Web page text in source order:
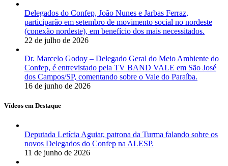
Delegados do Confep, João Nunes e Jarbas Ferraz,
participarão em setembro de movimento social no nordeste
(conexão nordeste), em benefício dos mais necessitados.
22 de julho de 2026
Dr. Marcelo Godoy – Delegado Geral do Meio Ambiente do
Confep, é entrevistado pela TV BAND VALE em São José
dos Campos/SP, comentando sobre o Vale do Paraíba.
16 de junho de 2026
Vídeos em Destaque
Deputada Letícia Aguiar, patrona da Turma falando sobre os
novos Delegados do Confep na ALESP.
11 de junho de 2026